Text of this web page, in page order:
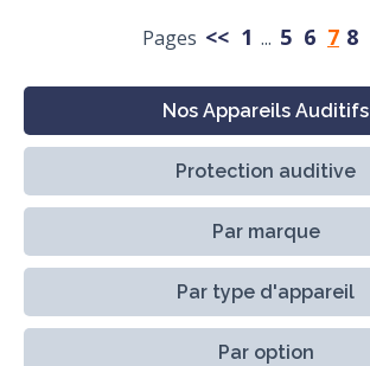
Pages << 1 ... 5 6 7 8
Nos Appareils Auditifs
Protection auditive
Par marque
Par type d'appareil
Par option